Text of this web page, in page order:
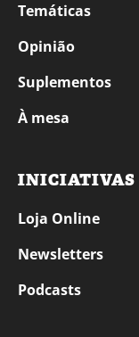
Temáticas
Opinião
Suplementos
À mesa
INICIATIVAS
Loja Online
Newsletters
Podcasts